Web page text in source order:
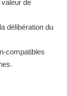
de
délibération du
compatibles